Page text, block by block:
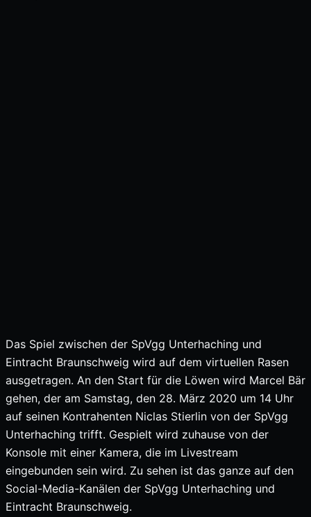
Das Spiel zwischen der SpVgg Unterhaching und
Eintracht Braunschweig wird auf dem virtuellen Rasen
ausgetragen. An den Start für die Löwen wird Marcel Bär
gehen, der am Samstag, den 28. März 2020 um 14 Uhr
auf seinen Kontrahenten Niclas Stierlin von der SpVgg
Unterhaching trifft. Gespielt wird zuhause von der
Konsole mit einer Kamera, die im Livestream
eingebunden sein wird. Zu sehen ist das ganze auf den
Social-Media-Kanälen der SpVgg Unterhaching und
Eintracht Braunschweig.